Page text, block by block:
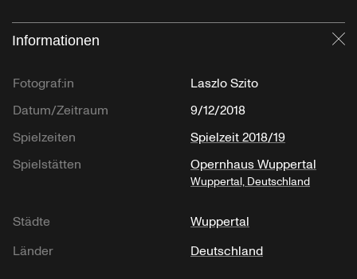
Informationen
Fotograf:in
Laszlo Szito
Datum/Zeitraum
9/12/2018
Spielzeiten
Spielzeit 2018/19
Spielstätten
Opernhaus Wuppertal
Wuppertal, Deutschland
Städte
Wuppertal
Länder
Deutschland